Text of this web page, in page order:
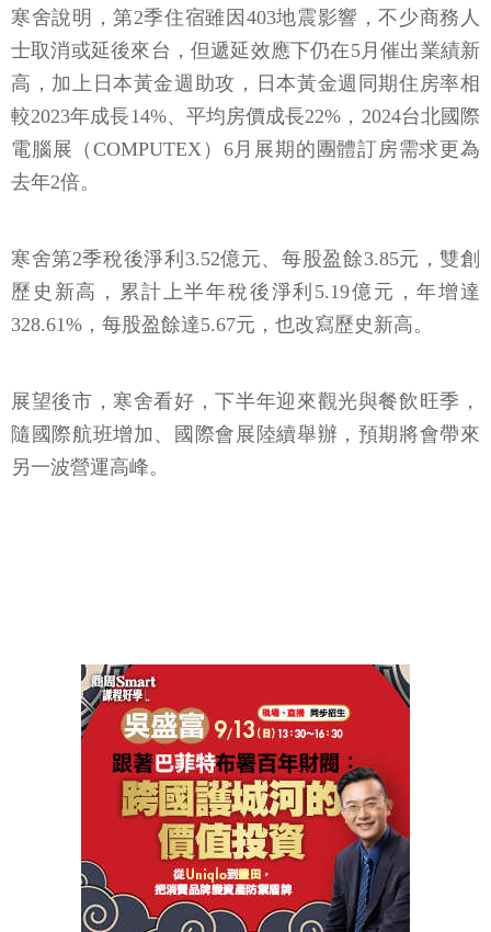
寒舍說明，第2季住宿雖因403地震影響，不少商務人
士取消或延後來台，但遞延效應下仍在5月催出業績新
高，加上日本黃金週助攻，日本黃金週同期住房率相
較2023年成長14%、平均房價成長22%，2024台北國際
電腦展（COMPUTEX）6月展期的團體訂房需求更為
去年2倍。
寒舍第2季稅後淨利3.52億元、每股盈餘3.85元，雙創
歷史新高，累計上半年稅後淨利5.19億元，年增達
328.61%，每股盈餘達5.67元，也改寫歷史新高。
展望後市，寒舍看好，下半年迎來觀光與餐飲旺季，
隨國際航班增加、國際會展陸續舉辦，預期將會帶來
另一波營運高峰。